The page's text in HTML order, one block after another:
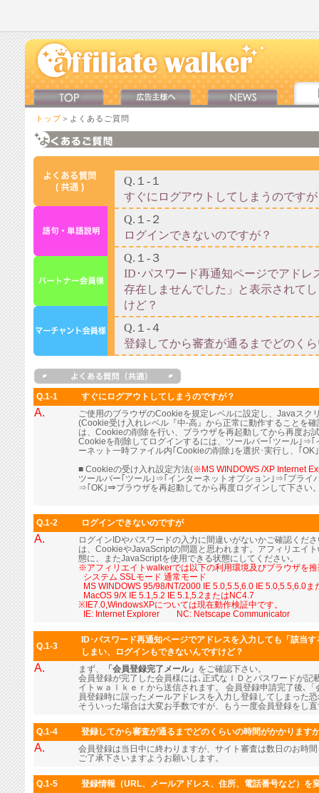
トップ ＞よくあるご質問
Q.1-1 すぐにログアウトしてしまうのですが？
A.
ご使用のブラウザのCookieを規定レベルに設定し、Javaスク
(Cookie受け入れレベル『中-高』から正常に動作することを
は、Cookieの削除を行い、ブラウザを再起動してから再度お
Cookieを削除してログインするには、ツールバー｢ツール｣⇒
ーネット一時ファイル内｢Cookieの削除｣を選択･実行し、｢
■ Cookieの受け入れ設定方法(※MS WINDOWS /XP Internet
ツールバー｢ツール｣⇒｢インターネットオプション｣⇒｢プライ
⇒｢OK｣⇒ブラウザを再起動してから再度ログインして下さい
Q.1-2 ログインできないのですが
A.
ログインIDやパスワードの入力に間違いがないかご確認くだ
は、CookieやJavaScriptの問題と思われます。アフィリエイ
態に、またJavaScriptを使用できる状態にしてください。
※アフィリエイトwalkerでは以下の利用環境及びブラウザを
システム SSLモード 通常モード
MS WINDOWS 95/98/NT/2000 IE 5.0,5.5,6.0 IE 5.0,5.5,6.0ま
MacOS 9/X IE 5.1,5.2 IE 5.1,5.2またはNC4.7
※IE7.0,WindowsXPについては現在動作検証中です。
IE: Internet Explorer NC: Netscape Communicator
Q.1-3
ID･パスワード再通知ページでアドレスを入力しても「該当
しまい、ログインもできないんですけど？
A. まず、 「会員登録完了メール」 をご確認下さい。
会員登録が完了した会員様には､正式なＩＤとパスワードが
イトｗａｌｋｅｒから送信されます。 会員登録申請完了後､
員登録時に誤ったメールアドレスを入力し登録してしまった
そういった場合は大変お手数ですが、もう一度会員登録をし
Q.1-4 登録してから審査が通るまでどのくらいの時間がかかります
A.
会員登録は当日中に終わりますが、サイト審査は数日のお時
ご了承下さいますようお願いします。
Q.1-5 登録情報（URL、メールアドレス、住所、電話番号など）を